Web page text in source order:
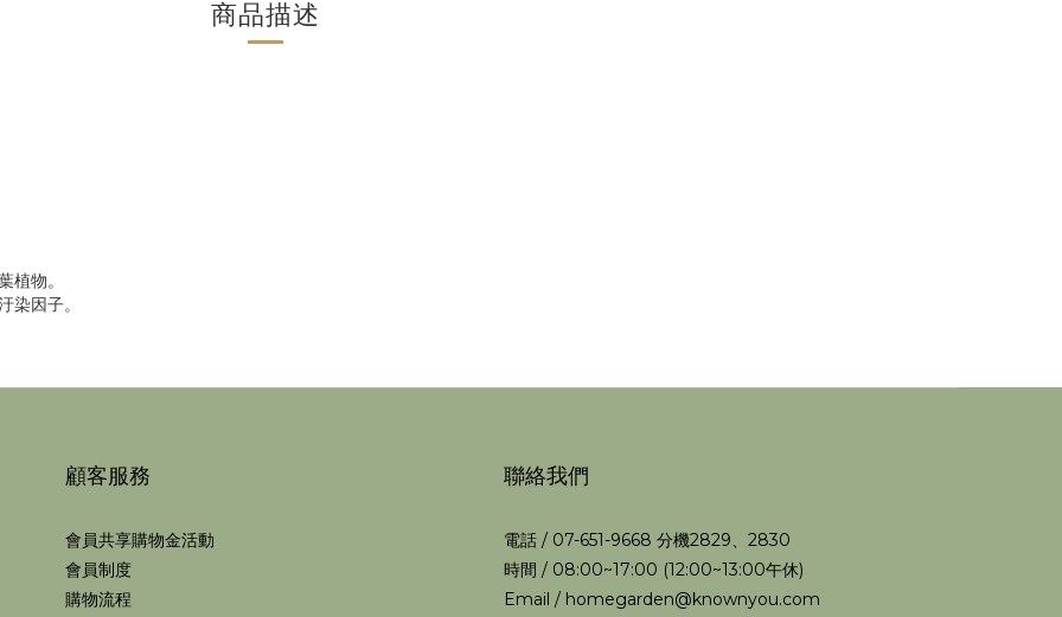
商品描述
物。
因子。
顧客服務
會員共享購物金活動
會員制度
購物流程
聯絡我們
電話 / 07-651-9668 分機2829、2830
時間 / 08:00~17:00 (12:00~13:00午休)
Email / homegarden@knownyou.com